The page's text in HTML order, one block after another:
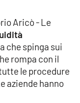
Aricò - Le
che spinga sui
rompa con il
le procedure
aziende hanno